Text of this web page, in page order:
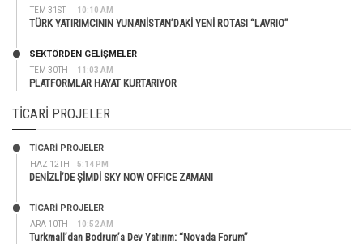
TEM 31ST 10:10 AM
TÜRK YATIRIMCININ YUNANİSTAN’DAKİ YENİ ROTASI “LAVRIO”
TEM 30TH 11:03 AM
SEKTÖRDEN GELIŞMELER
PLATFORMLAR HAYAT KURTARIYOR
TICARI PROJELER
HAZ 12TH 5:14 PM
TİCARİ PROJELER
DENİZLİ’DE ŞİMDİ SKY NOW OFFICE ZAMANI
ARA 10TH 10:52 AM
TİCARİ PROJELER
Turkmall’dan Bodrum’a Dev Yatırım: “Novada Forum”